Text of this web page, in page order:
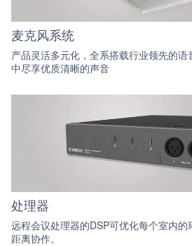
麦克风系统
产品灵活多元化，全系搭载行业领先的
中尽享优质清晰的声音
处理器
远程会议处理器的DSP可优化每个室内
距离协作。